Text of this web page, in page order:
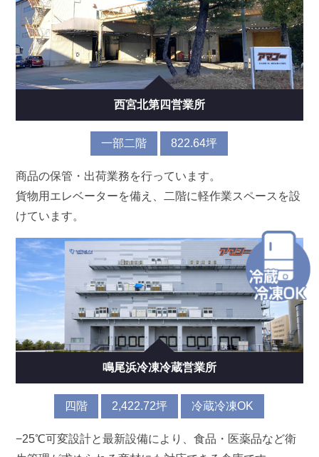
西宮北第四営業所
一部二階 822.64坪
商品の保管・出荷業務を行っています。
貨物用エレベーターを備え、二階に軽作業スペースを設
けています。
鳴尾浜冷凍冷蔵営業所
四階 2,422.72坪 冷蔵冷凍OK
−25℃可変設計と最新設備により、食品・医薬品など衛